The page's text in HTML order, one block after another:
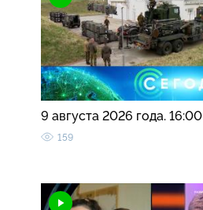
9 августа 2026 года. 16:00
159